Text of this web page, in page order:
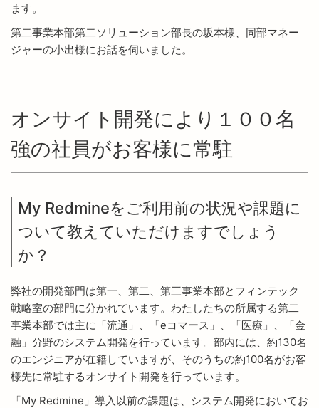
ます。
第二事業本部第二ソリューション部長の坂本様、同部マネー
ジャーの小出様にお話を伺いました。
オンサイト開発により１００名
強の社員がお客様に常駐
My Redmineをご利用前の状況や課題に
ついて教えていただけますでしょう
か？
弊社の開発部門は第一、第二、第三事業本部とフィンテック
戦略室の部門に分かれています。わたしたちの所属する第二
事業本部では主に「流通」、「eコマース」、「医療」、「金
融」分野のシステム開発を行っています。部内には、約130名
のエンジニアが在籍していますが、そのうちの約100名がお客
様先に常駐するオンサイト開発を行っています。
「My Redmine」導入以前の課題は、システム開発においてお